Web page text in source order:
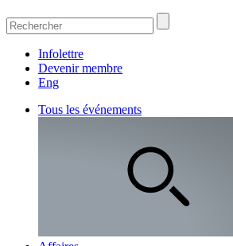
Infolettre
Devenir membre
Eng
Tous les événements